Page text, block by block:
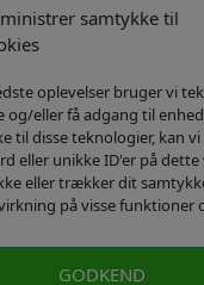
samtykke til
oplevelser bruger vi
og/eller få adgang til
til disse teknologier, kan
eller unikke ID'er på dette
eller trækker dit
på visse funktioner
GODKEND
gennemskue. Først
forsøgt sig med faste
app er prisen
en fastpris tur på den
dog lettere.
eneste dag. Oftes